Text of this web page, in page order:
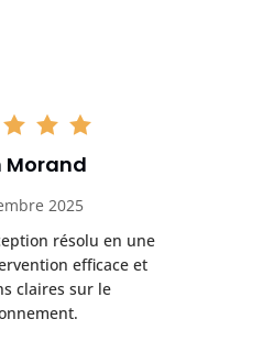
Morand
2025
résolu en une
efficace et
claires sur le